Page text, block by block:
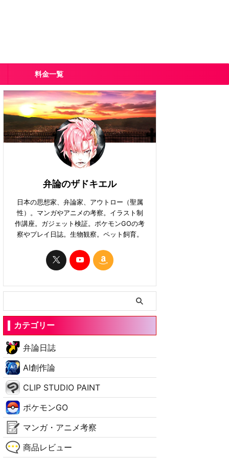
料金一覧
弁論のザドキエル
日本の思想家、弁論家、アウトロー（聖属
性）。マンガやアニメの考察。イラスト制
作講座。ガジェット検証。ポケモンGOの考
察やプレイ日誌。生物観察。ペット飼育。
カテゴリー
弁論日誌
AI創作論
CLIP STUDIO PAINT
ポケモンGO
マンガ・アニメ考察
商品レビュー